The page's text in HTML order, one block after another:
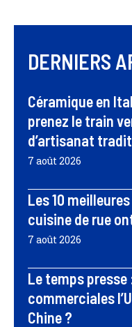
DERNIERS
Céramique en
prenez le train
d’artisanat
7 août 2026
Les 10
cuisine de rue
7 août 2026
Le temps
commerciales
Chine ?